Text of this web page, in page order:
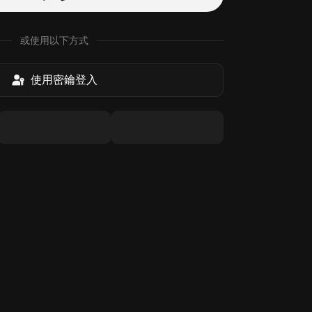
或使用以下方式
使用密鑰登入